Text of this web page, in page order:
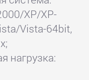
XP/XP-
Vista-64bit,
нагрузка: